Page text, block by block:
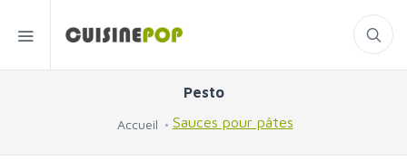
Pesto
Accueil Sauces pour pâtes